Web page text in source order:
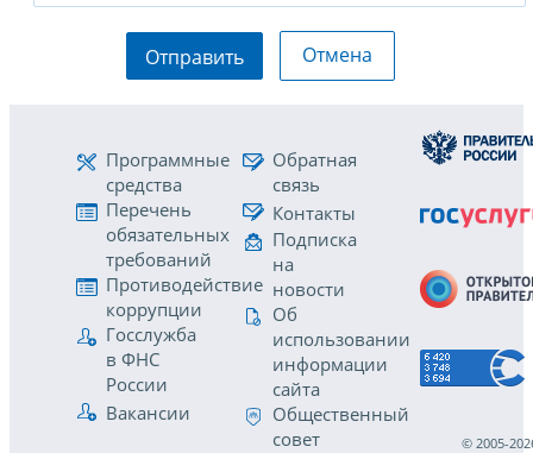
Отправить Отмена
Программные
средства
Перечень
обязательных
требований
Противодействие
коррупции
Госслужба
в ФНС
России
Вакансии
Обратная
связь
Контакты
Подписка
на
новости
Об
использовании
информации
сайта
Общественный
совет
© 2005-